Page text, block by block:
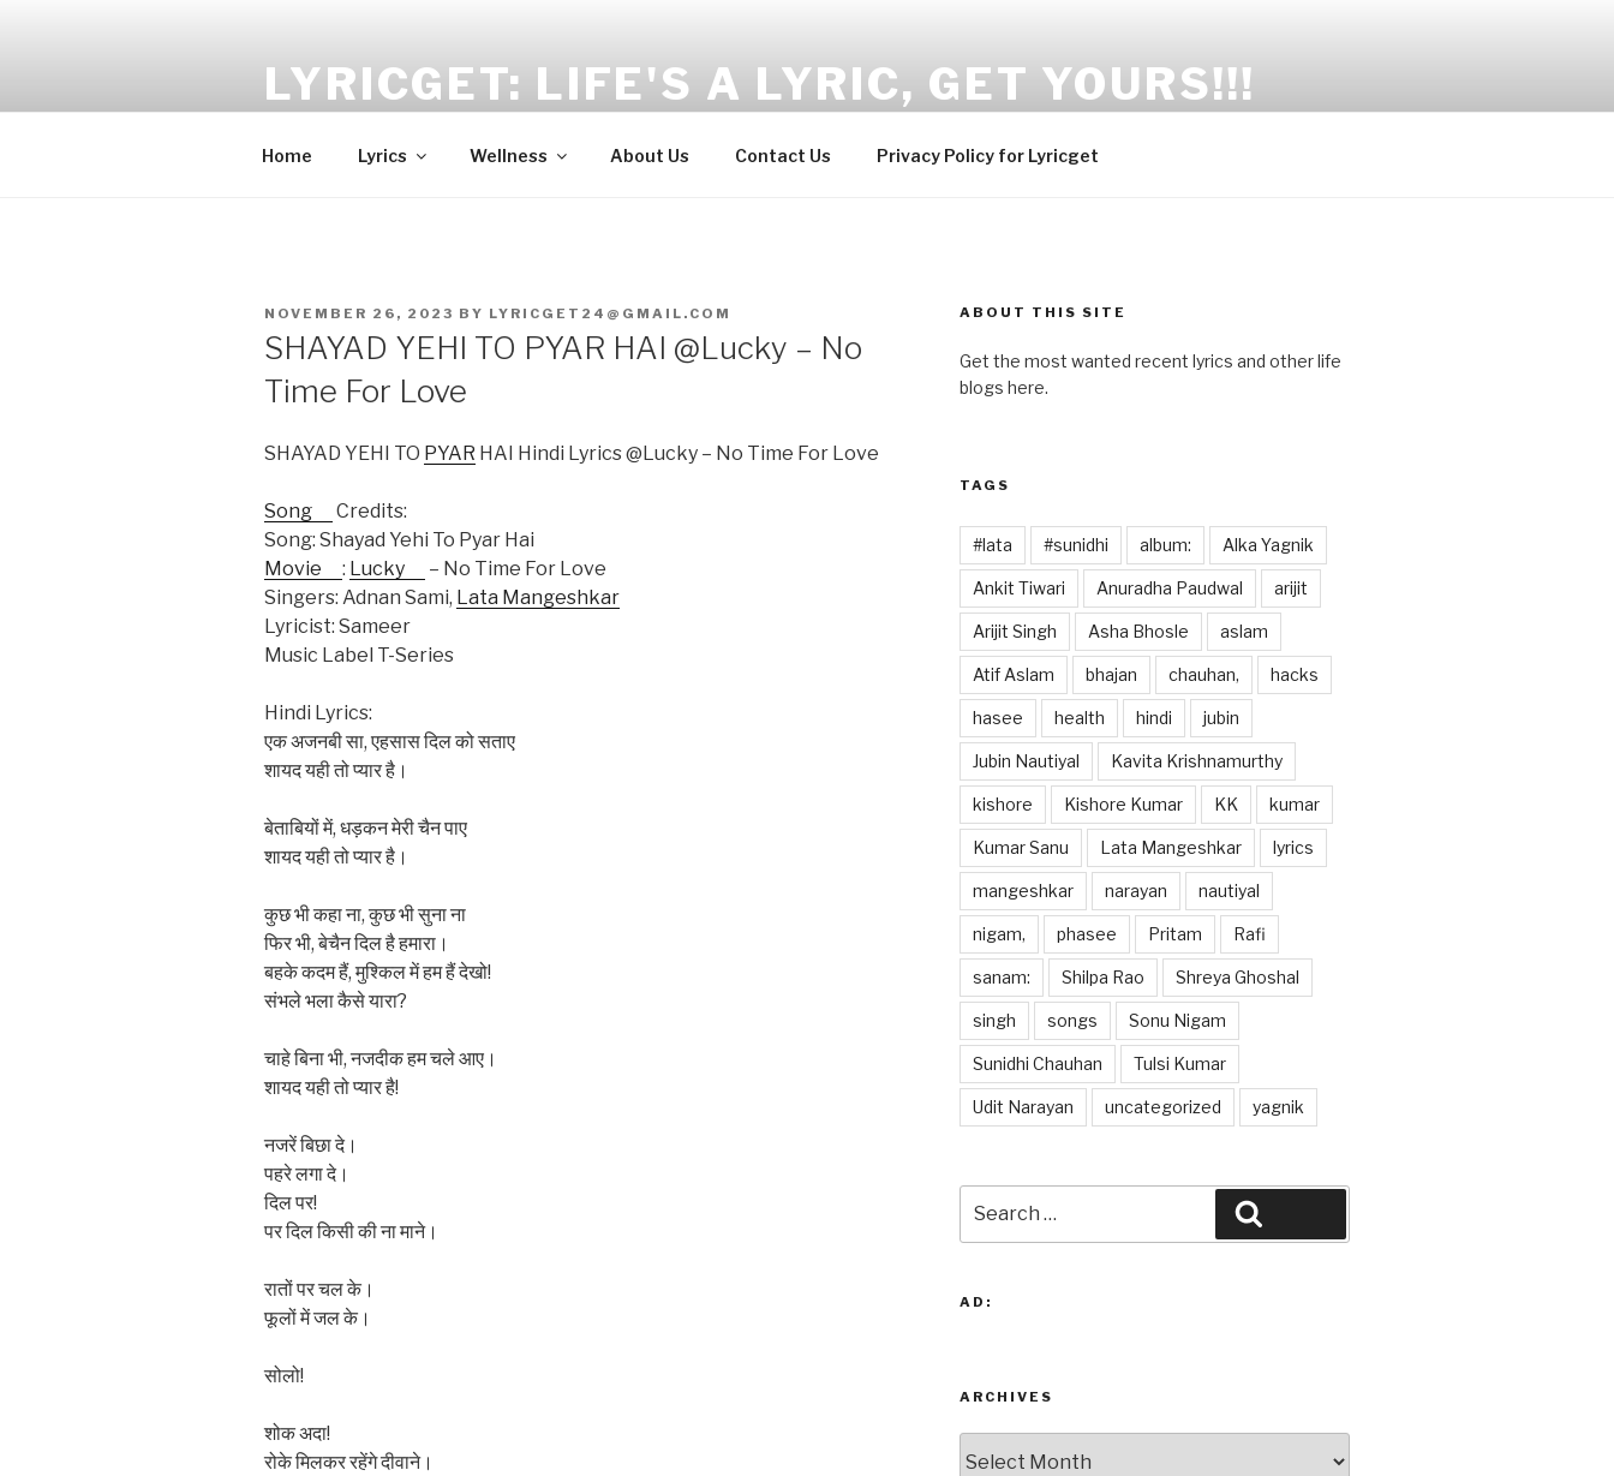
LYRICGET: LIFE'S A LYRIC, GET YOURS!!!
Home Lyrics Wellness About Us Contact Us Privacy Policy for Lyricget
POSTED
NOVEMBER 26, 2023 BY LYRICGET24@GMAIL.COM
SHAYAD YEHI TO PYAR HAI @Lucky – No
Time For Love
SHAYAD YEHI TO PYAR HAI Hindi Lyrics @Lucky – No Time For Love
Song
Credits:
Song: Shayad Yehi To Pyar Hai
Movie
: Lucky
– No Time For Love
Singers: Adnan Sami, Lata Mangeshkar
Lyricist: Sameer
Music Label T-Series
Hindi Lyrics:
एक अजनबी सा, एहसास दिल को सताए
शायद यही तो प्यार है।
बेताबियों में, धड़कन मेरी चैन पाए
शायद यही तो प्यार है।
कुछ भी कहा ना, कुछ भी सुना ना
फिर भी, बेचैन दिल है हमारा।
बहके कदम हैं, मुश्किल में हम हैं देखो!
संभले भला कैसे यारा?
चाहे बिना भी, नजदीक हम चले आए।
शायद यही तो प्यार है!
नजरें बिछा दे।
पहरे लगा दे।
दिल पर!
पर दिल किसी की ना माने।
रातों पर चल के।
फूलों में जल के।
सोलो!
शोक अदा!
रोके मिलकर रहेंगे दीवाने।
ABOUT THIS SITE
Get the most wanted recent lyrics and other life
blogs here.
TAGS
#lata #sunidhi album: Alka Yagnik
Ankit Tiwari Anuradha Paudwal arijit
Arijit Singh Asha Bhosle aslam
Atif Aslam bhajan chauhan, hacks
hasee health hindi jubin
Jubin Nautiyal Kavita Krishnamurthy
kishore Kishore Kumar KK kumar
Kumar Sanu Lata Mangeshkar lyrics
mangeshkar narayan nautiyal
nigam, phasee Pritam Rafi
sanam: Shilpa Rao Shreya Ghoshal
singh songs Sonu Nigam
Sunidhi Chauhan Tulsi Kumar
Udit Narayan uncategorized yagnik
for:
AD:
ARCHIVES